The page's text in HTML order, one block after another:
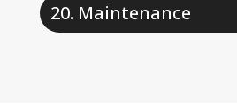
Maintenance